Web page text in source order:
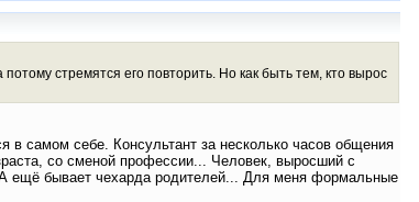
стремятся его повторить. Но как быть тем, кто вырос
в самом себе. Консультант за несколько часов общения
со сменой профессии... Человек, выросший с
А ещё бывает чехарда родителей... Для меня формальные